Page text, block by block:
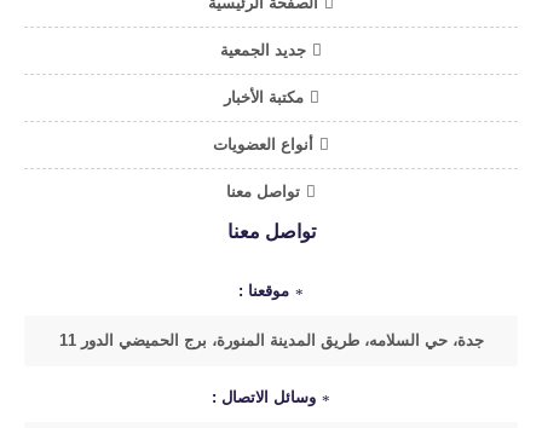
جديد الجمعية
مكتبة الأخبار
أنواع العضويات
تواصل معنا
تواصل معنا
موقعنا :
جدة، حي السلامه، طريق المدينة المنورة، برج الحميضي الدور 11
وسائل الاتصال :